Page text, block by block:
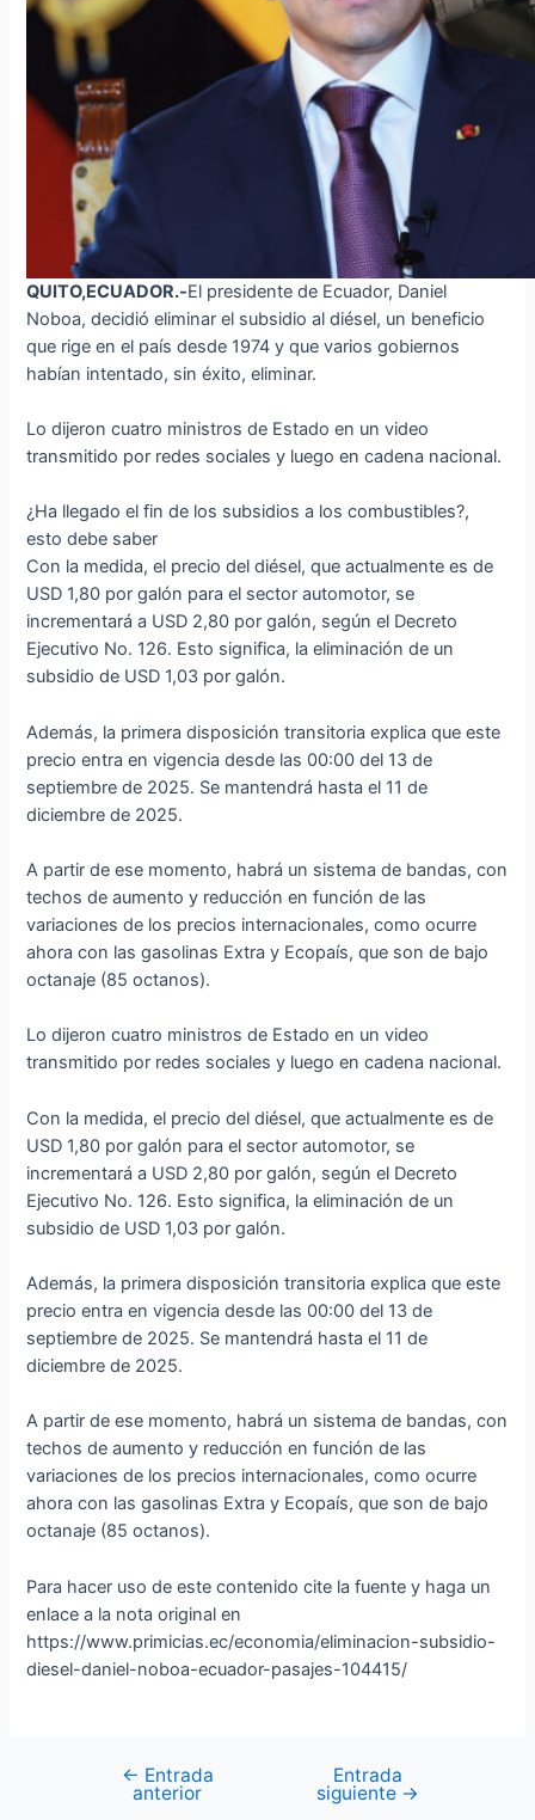
QUITO,ECUADOR.-El presidente de Ecuador, Daniel
Noboa, decidió eliminar el subsidio al diésel, un beneficio
que rige en el país desde 1974 y que varios gobiernos
habían intentado, sin éxito, eliminar.
Lo dijeron cuatro ministros de Estado en un video
transmitido por redes sociales y luego en cadena nacional.
¿Ha llegado el fin de los subsidios a los combustibles?,
esto debe saber
Con la medida, el precio del diésel, que actualmente es de
USD 1,80 por galón para el sector automotor, se
incrementará a USD 2,80 por galón, según el Decreto
Ejecutivo No. 126. Esto significa, la eliminación de un
subsidio de USD 1,03 por galón.
Además, la primera disposición transitoria explica que este
precio entra en vigencia desde las 00:00 del 13 de
septiembre de 2025. Se mantendrá hasta el 11 de
diciembre de 2025.
A partir de ese momento, habrá un sistema de bandas, con
techos de aumento y reducción en función de las
variaciones de los precios internacionales, como ocurre
ahora con las gasolinas Extra y Ecopaís, que son de bajo
octanaje (85 octanos).
Lo dijeron cuatro ministros de Estado en un video
transmitido por redes sociales y luego en cadena nacional.
Con la medida, el precio del diésel, que actualmente es de
USD 1,80 por galón para el sector automotor, se
incrementará a USD 2,80 por galón, según el Decreto
Ejecutivo No. 126. Esto significa, la eliminación de un
subsidio de USD 1,03 por galón.
Además, la primera disposición transitoria explica que este
precio entra en vigencia desde las 00:00 del 13 de
septiembre de 2025. Se mantendrá hasta el 11 de
diciembre de 2025.
A partir de ese momento, habrá un sistema de bandas, con
techos de aumento y reducción en función de las
variaciones de los precios internacionales, como ocurre
ahora con las gasolinas Extra y Ecopaís, que son de bajo
octanaje (85 octanos).
Para hacer uso de este contenido cite la fuente y haga un
enlace a la nota original en
https://www.primicias.ec/economia/eliminacion-subsidio-
diesel-daniel-noboa-ecuador-pasajes-104415/
← Entrada
anterior
Entrada
siguiente →